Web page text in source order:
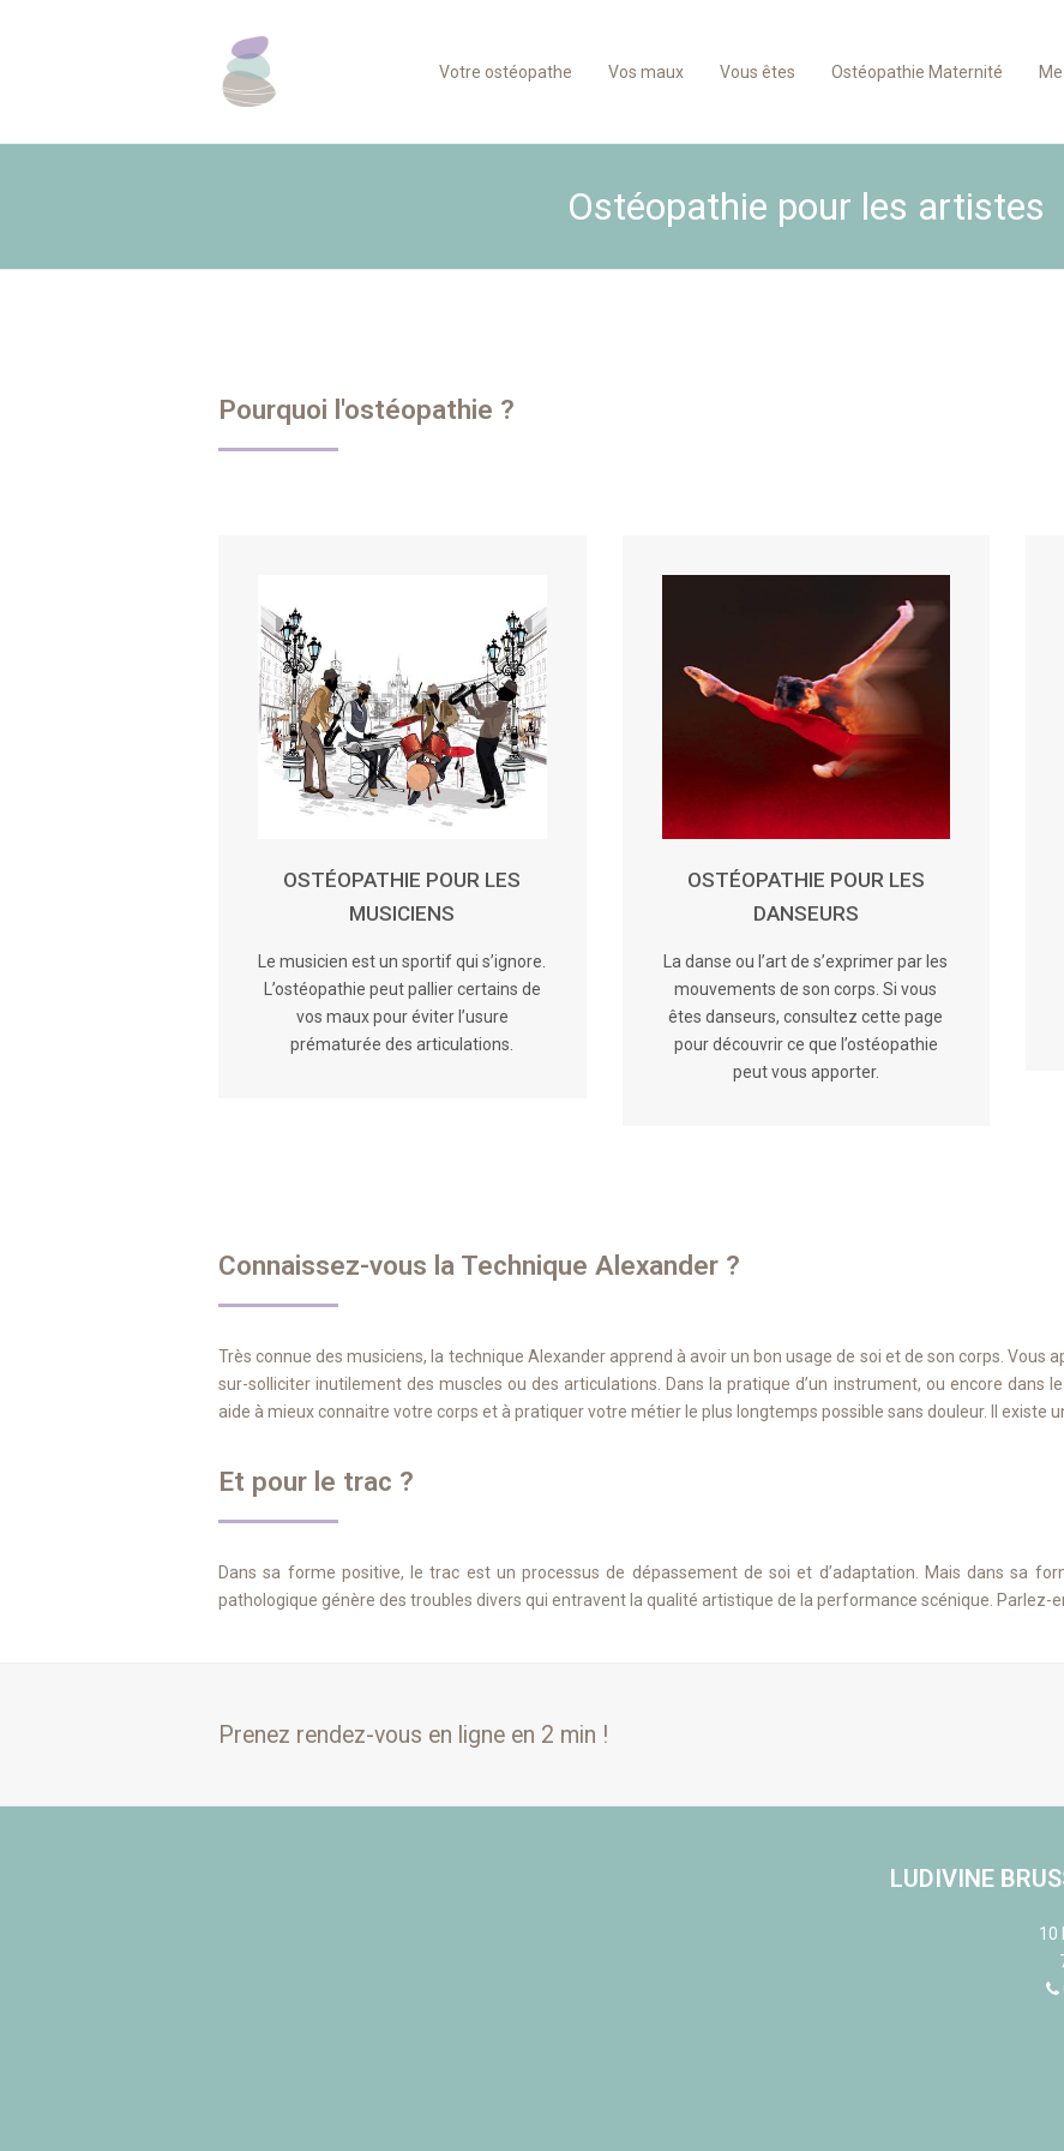
Votre ostéopathe Vos maux Vous êtes Ostéopathie Maternité
Ostéopathie pour les artistes
Pourquoi l'ostéopathie ?
OSTÉOPATHIE POUR LES
MUSICIENS
Le musicien est un sportif qui s’ignore.
L’ostéopathie peut pallier certains de
vos maux pour éviter l’usure
prématurée des articulations.
OSTÉOPATHIE POUR LES
DANSEURS
La danse ou l’art de s’exprimer par les
mouvements de son corps. Si vous
êtes danseurs, consultez cette page
pour découvrir ce que l’ostéopathie
peut vous apporter.
Connaissez-vous la Technique Alexander ?
Très connue des musiciens, la technique Alexander apprend à avoir un bon usage de soi et de son corps. Vous
sur-solliciter inutilement des muscles ou des articulations. Dans la pratique d’un instrument, ou encore dans
aide à mieux connaitre votre corps et à pratiquer votre métier le plus longtemps possible sans douleur. Il existe
Et pour le trac ?
Dans sa forme positive, le trac est un processus de dépassement de soi et d’adaptation. Mais dans sa
pathologique génère des troubles divers qui entravent la qualité artistique de la performance scénique. Parlez-
Prenez rendez-vous en ligne en 2 min !
LUDIVINE
10